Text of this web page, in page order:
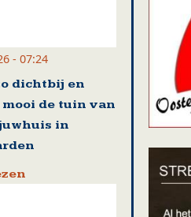
- 07:24
dichtbij en
mooi de tuin van
in